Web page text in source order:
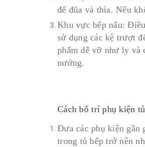
để đũa và thìa. Nếu
Khu vực bếp nấu:
sử dụng các kệ trượt
phẩm dễ vỡ như ly và
nướng.
Cách bố trí phụ kiện
Đưa các phụ kiện gần
trong tủ bếp trở nên